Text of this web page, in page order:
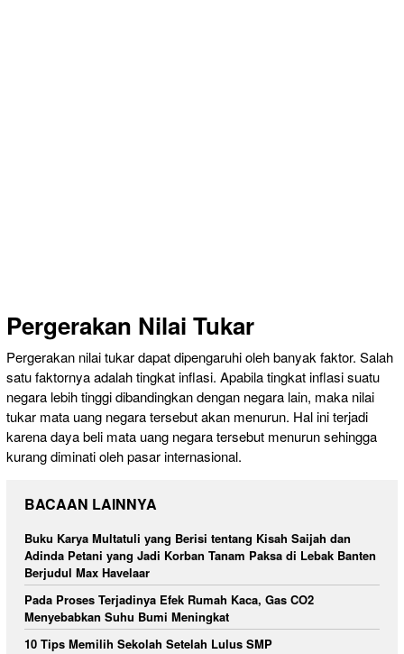
Pergerakan Nilai Tukar
Pergerakan nilai tukar dapat dipengaruhi oleh banyak faktor. Salah
satu faktornya adalah tingkat inflasi. Apabila tingkat inflasi suatu
negara lebih tinggi dibandingkan dengan negara lain, maka nilai
tukar mata uang negara tersebut akan menurun. Hal ini terjadi
karena daya beli mata uang negara tersebut menurun sehingga
kurang diminati oleh pasar internasional.
BACAAN LAINNYA
Buku Karya Multatuli yang Berisi tentang Kisah Saijah dan
Adinda Petani yang Jadi Korban Tanam Paksa di Lebak Banten
Berjudul Max Havelaar
Pada Proses Terjadinya Efek Rumah Kaca, Gas CO2
Menyebabkan Suhu Bumi Meningkat
10 Tips Memilih Sekolah Setelah Lulus SMP